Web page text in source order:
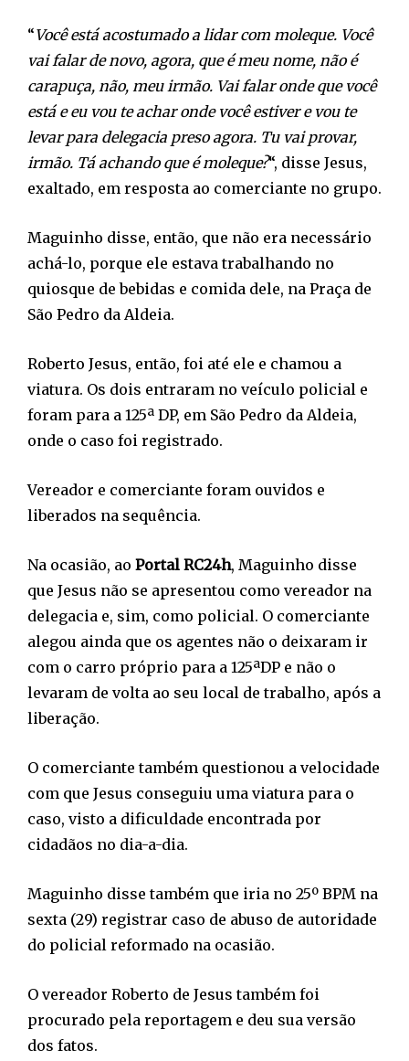
“Você está acostumado a lidar com moleque. Você
vai falar de novo, agora, que é meu nome, não é
carapuça, não, meu irmão. Vai falar onde que você
está e eu vou te achar onde você estiver e vou te
levar para delegacia preso agora. Tu vai provar,
irmão. Tá achando que é moleque?“, disse Jesus,
exaltado, em resposta ao comerciante no grupo.
Maguinho disse, então, que não era necessário
achá-lo, porque ele estava trabalhando no
quiosque de bebidas e comida dele, na Praça de
São Pedro da Aldeia.
Roberto Jesus, então, foi até ele e chamou a
viatura. Os dois entraram no veículo policial e
foram para a 125ª DP, em São Pedro da Aldeia,
onde o caso foi registrado.
Vereador e comerciante foram ouvidos e
liberados na sequência.
Na ocasião, ao Portal RC24h, Maguinho disse
que Jesus não se apresentou como vereador na
delegacia e, sim, como policial. O comerciante
alegou ainda que os agentes não o deixaram ir
com o carro próprio para a 125ªDP e não o
levaram de volta ao seu local de trabalho, após a
liberação.
O comerciante também questionou a velocidade
com que Jesus conseguiu uma viatura para o
caso, visto a dificuldade encontrada por
cidadãos no dia-a-dia.
Maguinho disse também que iria no 25º BPM na
sexta (29) registrar caso de abuso de autoridade
do policial reformado na ocasião.
O vereador Roberto de Jesus também foi
procurado pela reportagem e deu sua versão
dos fatos.